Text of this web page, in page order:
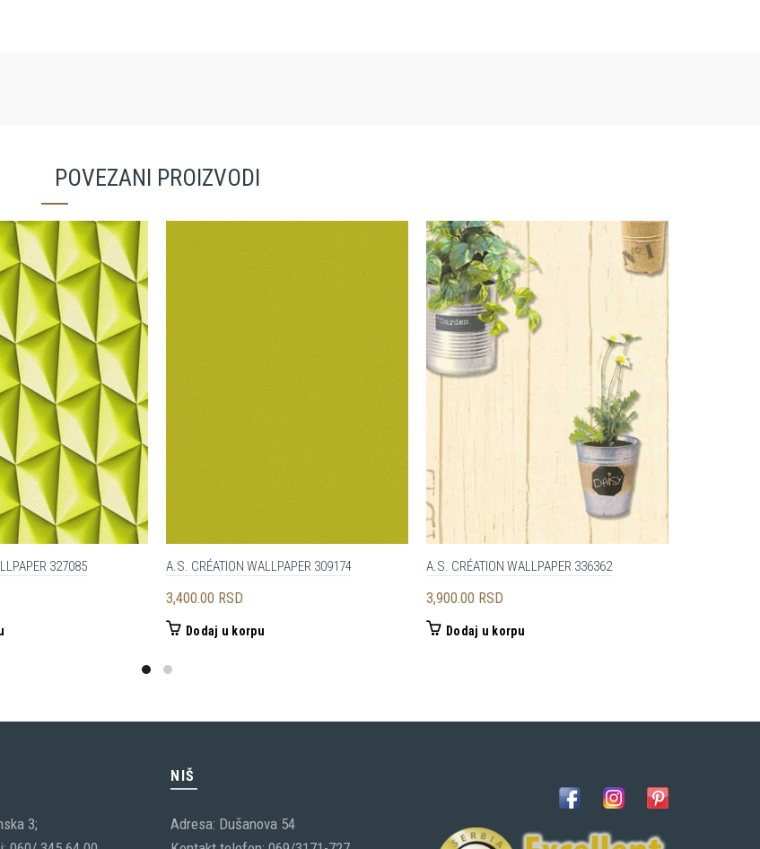
POVEZANI PROIZVODI
327085 A.S. CRÉATION WALLPAPER 309174
3,400.00 RSD
Dodaj u korpu
A.S. CRÉATION WALLPAPER 336362
3,900.00 RSD
Dodaj u korpu
3;
NIŠ
Adresa: Dušanova 54